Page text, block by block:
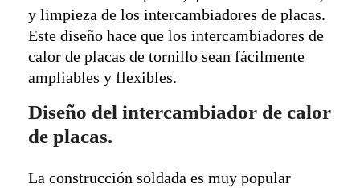
y limpieza de los intercambiadores de placas.
Este diseño hace que los intercambiadores de
calor de placas de tornillo sean fácilmente
ampliables y flexibles.
Diseño del intercambiador de calor
de placas.
La construcción soldada es muy popular